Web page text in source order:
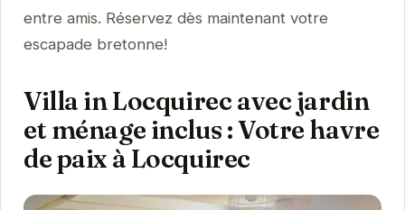
entre amis. Réservez dès maintenant votre
escapade bretonne!
Villa in Locquirec avec jardin
et ménage inclus : Votre havre
de paix à Locquirec